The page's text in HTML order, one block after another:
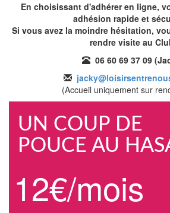
En choisissant d'adhérer en ligne,
adhésion rapide et
Si vous avez la moindre hésitation,
rendre visite au
06 60 69 37 09
(Accueil uniquement sur
UN COUP DE
POUCE AU
12€/mois